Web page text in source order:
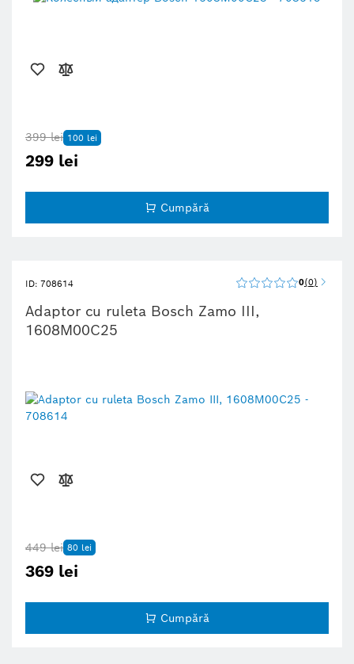
399 lei 100 lei
299 lei
Cumpără
ID: 708614 0 0
Adaptor cu ruleta Bosch Zamo III,
1608M00C25
449 lei 80 lei
369 lei
Cumpără